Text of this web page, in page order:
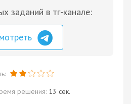
заданий в тг-канале:
решения: 13 сек.